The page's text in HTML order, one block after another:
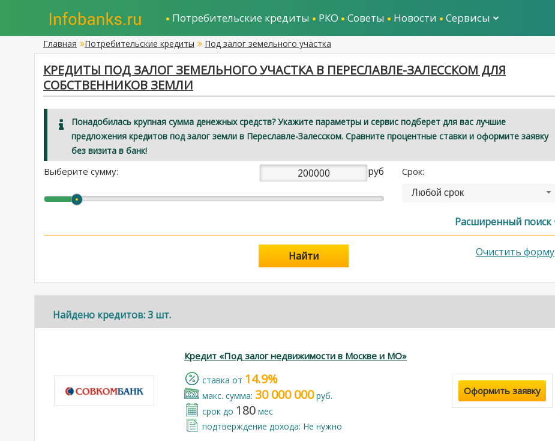
Потребительские кредиты РКО Советы Новости Сервисы
Главная Потребительские кредиты Под залог земельного участка
КРЕДИТЫ ПОД ЗАЛОГ ЗЕМЕЛЬНОГО УЧАСТКА В ПЕРЕСЛАВЛЕ-ЗАЛЕССКОМ ДЛЯ
СОБСТВЕННИКОВ ЗЕМЛИ
Понадобилась крупная сумма денежных средств? Укажите параметры и сервис подберет для вас лучшие
предложения кредитов под залог земли в Переславле-Залесском. Сравните процентные ставки и оформите заявку
без визита в банк!
Выберите сумму: руб Срок:
Любой срок
Расширенный поиск
Очистить форму
Найти
Найдено кредитов: 3 шт.
Кредит «Под залог недвижимости в Москве и МО»
cтавка от 14.9%
макс. сумма: 30 000 000руб.
срок до 180 мес
подтверждение дохода: Не нужно
Оформить заявку